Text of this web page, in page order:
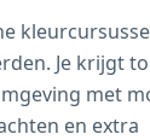
Je krijgt
met
en extra